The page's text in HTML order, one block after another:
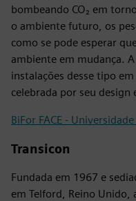
bombeando CO₂ em
o ambiente futuro, os
como se pode esperar
ambiente em mudança. A
instalações desse tipo
celebrada por seu design
BiFor FACE -
Transicon
Fundada em 1967 e
em Telford, Reino